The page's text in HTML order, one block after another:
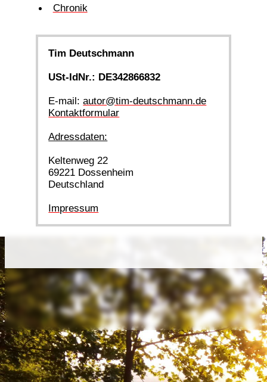
Chronik
Tim Deutschmann
USt-IdNr.: DE342866832
E-mail:autor@tim-deutschmann.de
Kontaktformular
Adressdaten:
Keltenweg 22
69221 Dossenheim
Deutschland
Impressum